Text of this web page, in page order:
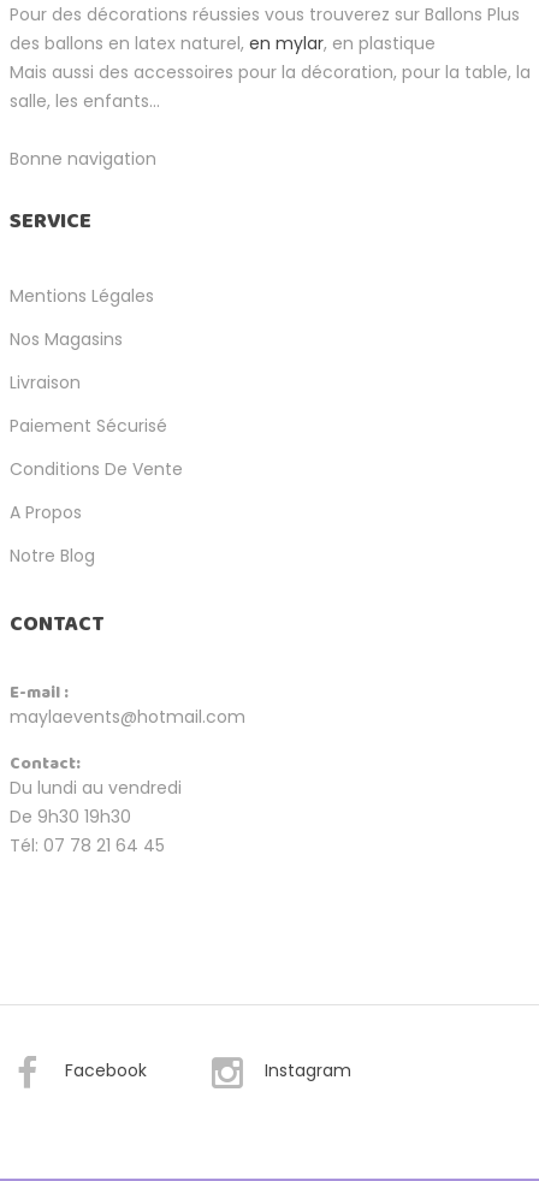
Pour des décorations réussies vous trouverez sur Ballons Plus
des ballons en latex naturel, en mylar, en plastique
Mais aussi des accessoires pour la décoration, pour la table, la
salle, les enfants...
Bonne navigation
SERVICE
Mentions Légales
Nos Magasins
Livraison
Paiement Sécurisé
Conditions De Vente
A Propos
Notre Blog
CONTACT
E-mail :
maylaevents@hotmail.com
Contact:
Du lundi au vendredi
De 9h30 19h30
Tél: 07 78 21 64 45
Facebook Instagram